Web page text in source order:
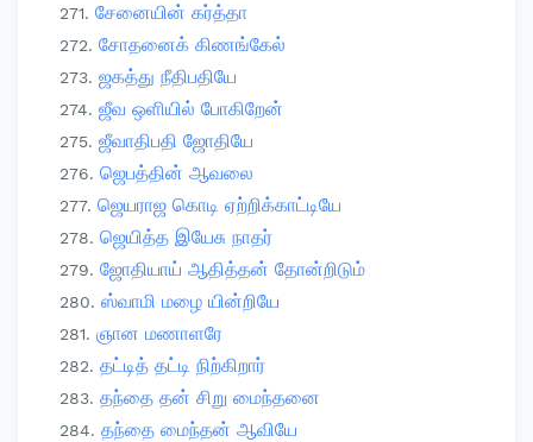
சேனையின் கர்த்தா
சோதனைக் கிணங்கேல்
ஜகத்து நீதிபதியே
ஜீவ ஒளியில் போகிறேன்
ஜீவாதிபதி ஜோதியே
ஜெபத்தின் ஆவலை
ஜெயராஜ கொடி ஏற்றிக்காட்டியே
ஜெயித்த இயேசு நாதர்
ஜோதியாய் ஆதித்தன் தோன்றிடும்
ஸ்வாமி மழை யின்றியே
ஞான மணாளரே
தட்டித் தட்டி நிற்கிறார்
தந்தை தன் சிறு மைந்தனை
தந்தை மைந்தன் ஆவியே